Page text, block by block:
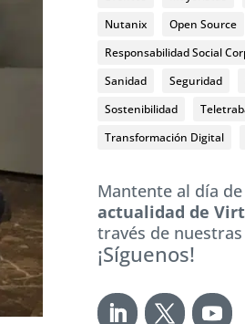
Nutanix
Open Source
Responsabilidad Social
Sanidad
Seguridad
Sostenibilidad
Transformación Digital
Mantente al día
actualidad de
través de
¡Síguenos!